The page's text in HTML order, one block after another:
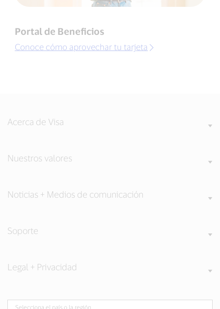
Portal de Beneficios
Conoce cómo aprovechar tu tarjeta
Acerca de Visa
Nuestros valores
Noticias + Medios de comunicación
Soporte
Legal + Privacidad
Selecciona el país o la región